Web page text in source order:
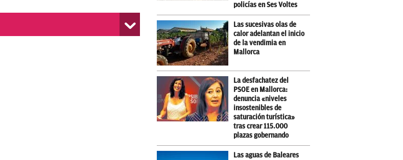
policías en Ses Voltes
Las sucesivas olas de
calor adelantan el inicio
de la vendimia en
Mallorca
La desfachatez del
PSOE en Mallorca:
denuncia «niveles
insostenibles de
saturación turística»
tras crear 115.000
plazas gobernando
Las aguas de Baleares